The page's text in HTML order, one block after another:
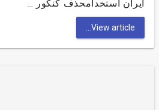
ایران استخدامحذف کنکور …
View article...